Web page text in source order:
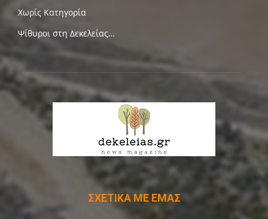
Χωρίς Κατηγορία
Ψίθυροι στη Δεκελείας…
ΣΧΕΤΙΚΑ ΜΕ ΕΜΑΣ